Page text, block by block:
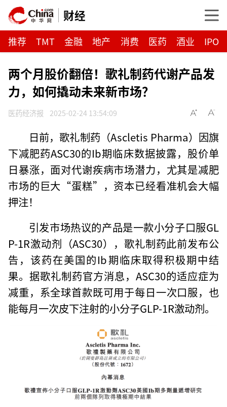
财经
推荐 TMT 金融 地产 消费 医药 酒业 IPO
两个月股价翻倍！歌礼制药代谢产品发
力，如何撬动未来新市场？
医药经济报 2025-02-24 13:54:09
日前，歌礼制药（Ascletis Pharma）因旗
下减肥药ASC30的Ib期临床数据披露，股价单
日暴涨，面对代谢疾病市场潜力，尤其是减肥
市场的巨大“蛋糕”，资本已经看准机会大幅
押注！
引发市场热议的产品是一款小分子口服GL
P-1R激动剂（ASC30），歌礼制药此前发布公
告，该药在美国的Ib期临床取得积极期中结
果。据歌礼制药官方消息，ASC30的适应症为
减重，系全球首款既可用于每日一次口服，也
能每月一次皮下注射的小分子GLP-1R激动剂。